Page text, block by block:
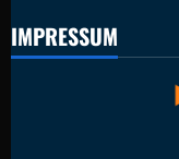
IMPRESSUM